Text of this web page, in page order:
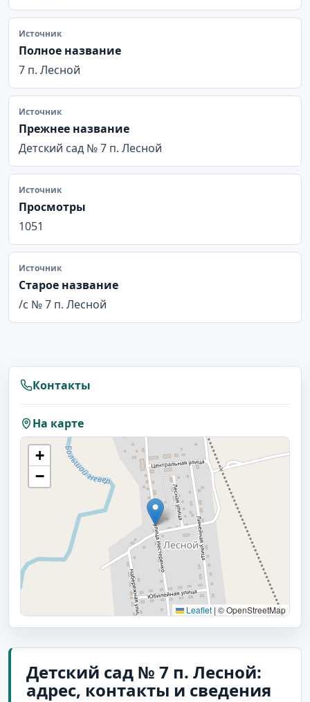
Источник
Полное название
7 п. Лесной
Источник
Прежнее название
Детский сад № 7 п. Лесной
Источник
Просмотры
1051
Источник
Старое название
/с № 7 п. Лесной
Контакты
На карте
+
−
Leaflet | © OpenStreetMap
Детский сад № 7 п. Лесной:
адрес, контакты и сведения